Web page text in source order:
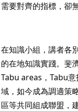
需要對齊的指標，卻
在知識小組，講者各
的在地知識實踐。斐
Tabu areas，Tabu
域，如今成為調適策
區等共同組成聯盟，